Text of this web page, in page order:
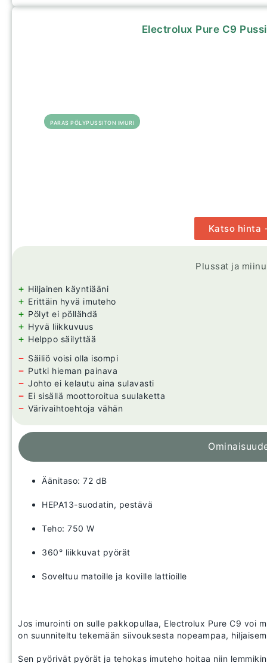
Electrolux Pure C9
PARAS PÖLYPUSSITON IMURI
Katso hinta
Plussat ja
+ Hiljainen käyntiääni
+ Erittäin hyvä imuteho
+ Pölyt ei pöllähdä
+ Hyvä liikkuvuus
+ Helppo säilyttää
− Säiliö voisi olla isompi
− Putki hieman painava
− Johto ei kelautu aina sulavasti
− Ei sisällä moottoroitua suulaketta
− Värivaihtoehtoja vähän
Äänitaso: 72 dB
HEPA13-suodatin, pestävä
Teho: 750 W
360° liikkuvat pyörät
Soveltuu matoille ja koville lattioille
Jos imurointi on sulle pakkopullaa, Electrolux Pure C9 voi
on suunniteltu tekemään siivouksesta nopeampaa,
Sen pyörivät pyörät ja tehokas imuteho hoitaa niin